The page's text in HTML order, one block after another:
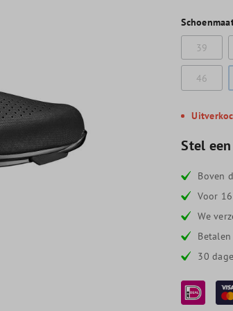
39
46
Stel
Boven
Voor
We
30